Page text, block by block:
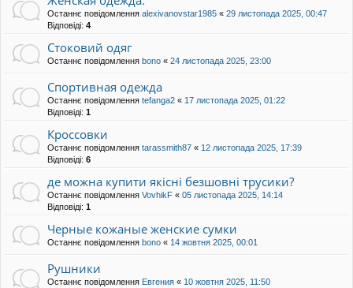
Останнє повідомлення alexivanovstar1985 « 29 листопада 2025, 00:47
Відповіді: 4
Стоковий одяг
Останнє повідомлення bono « 24 листопада 2025, 23:00
Спортивная одежда
Останнє повідомлення tefanga2 « 17 листопада 2025, 01:22
Відповіді: 1
Кроссовки
Останнє повідомлення tarassmith87 « 12 листопада 2025, 17:39
Відповіді: 6
де можна купити якісні безшовні трусики?
Останнє повідомлення VovhikF « 05 листопада 2025, 14:14
Відповіді: 1
Черные кожаные женские сумки
Останнє повідомлення bono « 14 жовтня 2025, 00:01
Рушники
Останнє повідомлення Евгения « 10 жовтня 2025, 11:50